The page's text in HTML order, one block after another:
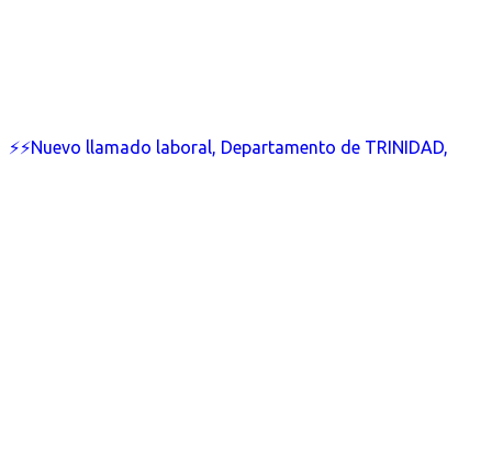
⚡⚡Nuevo llamado laboral, Departamento de TRINIDAD,